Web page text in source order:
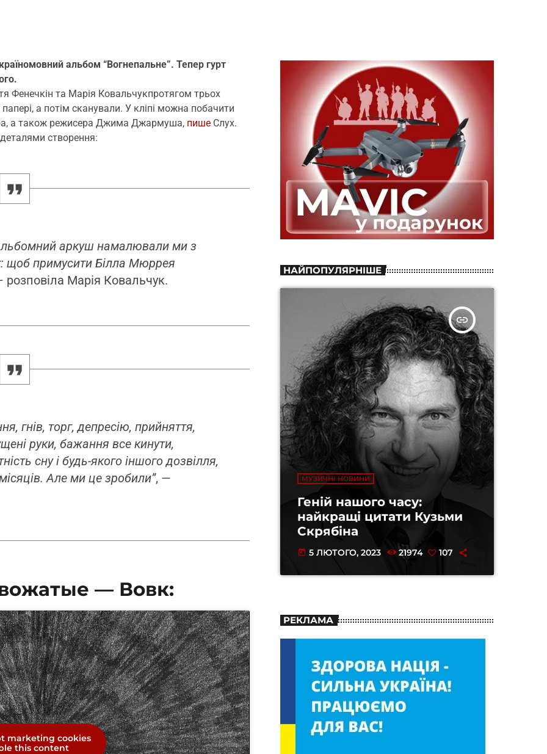
альбом “Вогнепальне”. Тепер гурт
Фенечкін та Марія Ковальчукпротягом трьох
а потім сканували. У кліпі можна побачити
а також режисера Джима Джармуша, пише Слух.
створення:
аркуш намалювали ми з
щоб примусити Білла Мюррея
розповіла Марія Ковальчук.
гнів, торг, депресію, прийняття,
руки, бажання все кинути,
сну і будь-якого іншого дозвілля,
Але ми це зробили”, —
— Вовк:
marketing cookies
this content
НАЙПОПУЛЯРНІШЕ
insert_link
МУЗИЧНІ НОВИНИ
Геній нашого часу:
найкращі цитати Кузьми
Скрябіна
today 5 ЛЮТОГО, 2023 21974 107
РЕКЛАМА